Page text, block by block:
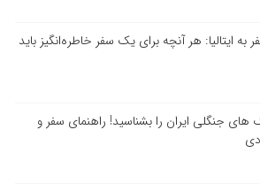
به ایتالیا: هر آنچه برای یک سفر خاطره‌انگیز باید
های جنگلی ایران را بشناسید! راهنمای سفر و